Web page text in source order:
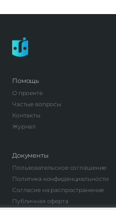
Помощь
О проекте
Частые вопросы
Контакты
Журнал
Документы
Пользовательское соглашение
Политика конфиденциальности
Согласие на распространение
Публичная оферта